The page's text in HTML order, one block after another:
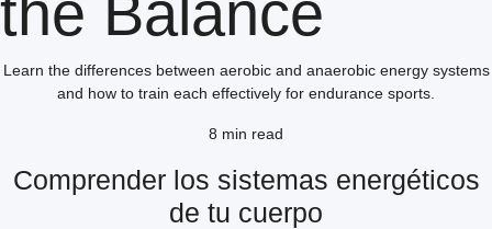
Learn the differences between aerobic and anaerobic energy systems
and how to train each effectively for endurance sports.
8 min read
Comprender los sistemas energéticos
de tu cuerpo